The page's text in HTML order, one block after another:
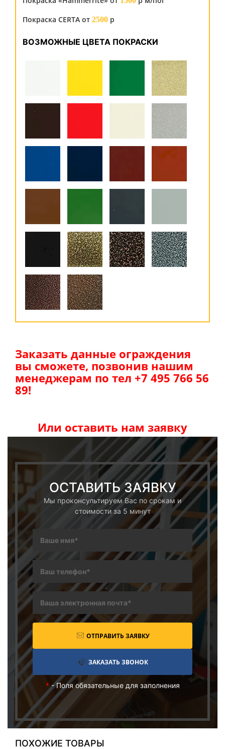
Покраска CERTA от 2500 р
ВОЗМОЖНЫЕ ЦВЕТА ПОКРАСКИ
Заказать данные ограждения
вы сможете, позвонив нашим
менеджерам по тел +7 495 766 56
89!
Или оставить нам заявку
ОСТАВИТЬ ЗАЯВКУ
Мы проконсультируем Вас по срокам и
стоимости за 5 минут
ОТПРАВИТЬ ЗАЯВКУ
ЗАКАЗАТЬ ЗВОНОК
*- Поля обязательные для заполнения
ПОХОЖИЕ ТОВАРЫ